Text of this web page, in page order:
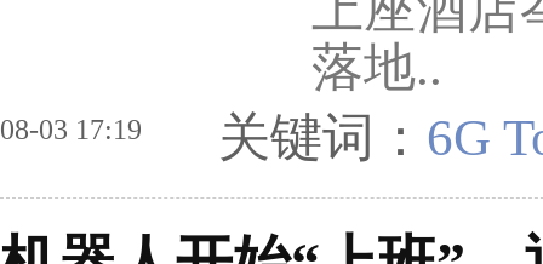
落地..
08-03 17:19 关键词： 6G